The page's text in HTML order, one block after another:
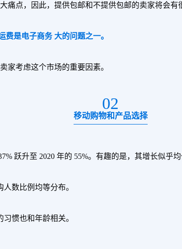
痛点，因此，提供包邮和不提供包邮的卖家将会有
费是电子商务 大的问题之一。
家考虑这个市场的重要因素。
02
移动购物和产品选择
跃升至 2020 年的 55%。有趣的是，其增长似乎
数比例均等分布。
惯也和年龄相关。